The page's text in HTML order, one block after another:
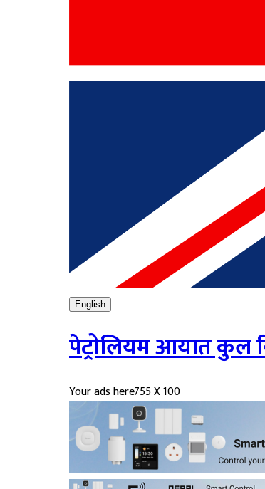
English
पेट्रोलियम आयात कुल
Your ads here755 X 100